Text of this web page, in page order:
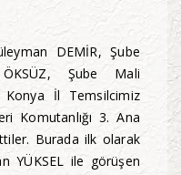
DEMİR, Şube
Şube Mali
Konya İl Temsilcimiz
Komutanlığı 3. Ana
Burada ilk olarak
YÜKSEL ile görüşen